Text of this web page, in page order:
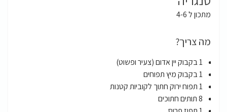
מתכון ל 4-6
מה צריך?
1 בקבוק יין אדום (צעיר ופשוט)
1 בקבוק מיץ תפוחים
1 תפוח ירוק חתוך לקוביות קטנות
8 תותים חתוכים